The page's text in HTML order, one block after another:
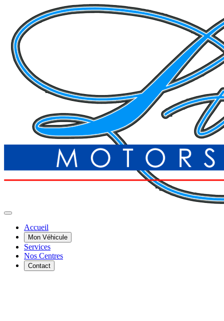
Accueil
Mon Véhicule
Services
Nos Centres
Contact